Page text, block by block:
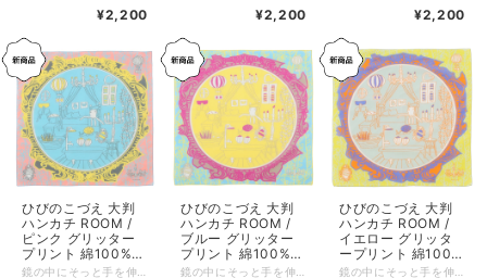
¥2,200 ¥2,200 ¥2,200
ひびのこづえ 大判
ハンカチ ROOM /
ピンク グリッター
プリント 綿100%
58x58cm 日本製
ひびのこづえ 大判
ハンカチ ROOM /
ブルー グリッター
プリント 綿100%
58x58cm 日本製
ひびのこづえ 大判
ハンカチ ROOM /
イエロー グリッタ
ープリント 綿100%
58x58cm 日本製